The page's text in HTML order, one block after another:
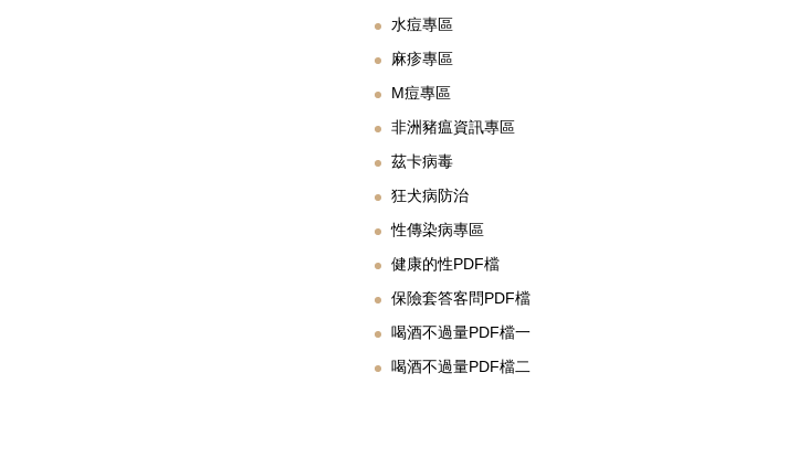
水痘專區
麻疹專區
M痘專區
非洲豬瘟資訊專區
茲卡病毒
狂犬病防治
性傳染病專區
健康的性PDF檔
保險套答客問PDF檔
喝酒不過量PDF檔一
喝酒不過量PDF檔二